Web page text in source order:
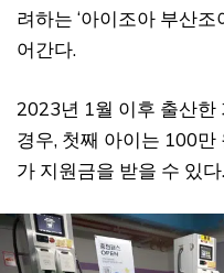
려하는 ‘아이조아 부산
어간다.
2023년 1월 이후 출산한
경우, 첫째 아이는 100
가 지원금을 받을 수 있다.